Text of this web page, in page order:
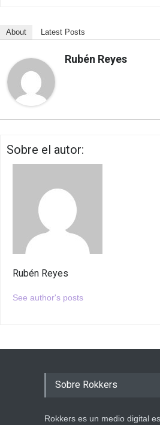
About Latest Posts
Rubén Reyes
Sobre el autor:
Rubén Reyes
See author's posts
Sobre Rokkers
Rokkers es un medio digital